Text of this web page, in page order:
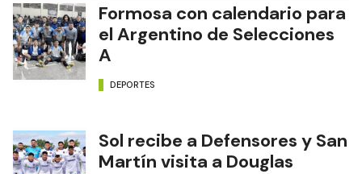
Formosa con calendario para
el Argentino de Selecciones
A
DEPORTES
Sol recibe a Defensores y San
Martín visita a Douglas